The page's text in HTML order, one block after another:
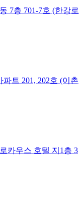
7층 701-7호 (한강로
트 201, 202호 (이촌
카우스 호텔 지1층 3